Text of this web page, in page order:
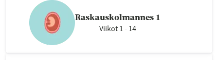
Raskauskolmannes 1
Viikot 1 - 14